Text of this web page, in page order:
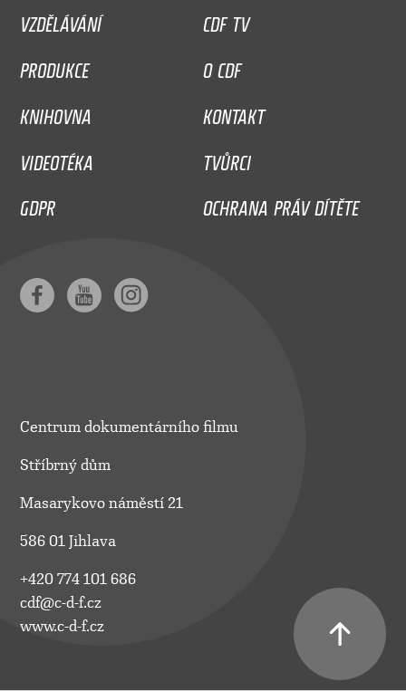
VZDĚLÁVÁNÍ
CDF TV
PRODUKCE
O CDF
KNIHOVNA
KONTAKT
VIDEOTÉKA
TVŮRCI
GDPR
OCHRANA PRÁV DÍTĚTE
Centrum dokumentárního filmu
Stříbrný dům
Masarykovo náměstí 21
586 01 Jihlava
+420 774 101 686
cdf@c-d-f.cz
www.c-d-f.cz